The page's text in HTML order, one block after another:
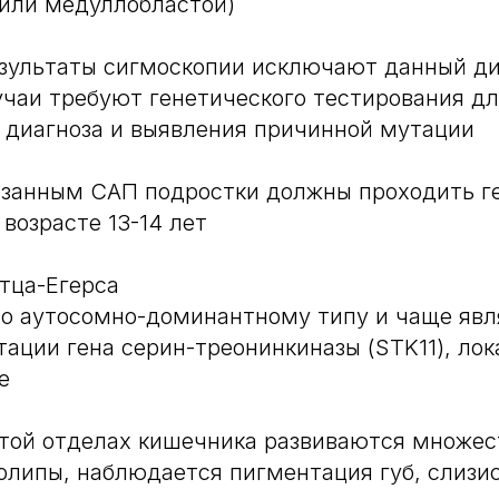
сигмоскопии исключают данный
требуют генетического тестирования
и выявления причинной мутации
САП подростки должны проходить
13-14 лет
Егерса
аутосомно-доминантному типу и чаще
гена серин-треонинкиназы (STK11),
отделах кишечника развиваются
наблюдается пигментация губ,